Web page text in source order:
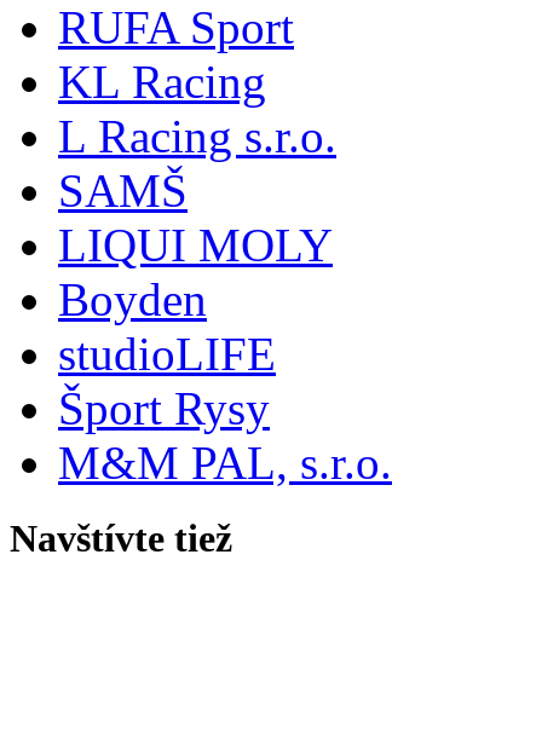
RUFA Sport
KL Racing
L Racing s.r.o.
SAMŠ
LIQUI MOLY
Boyden
studioLIFE
Šport Rysy
M&M PAL, s.r.o.
Navštívte tiež